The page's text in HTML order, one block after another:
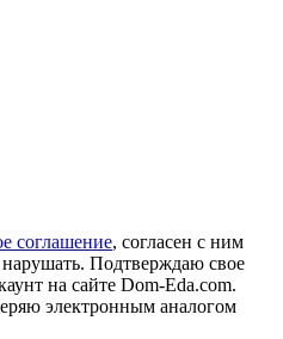
соглашение, согласен с ним
Подтверждаю свое
на сайте Dom-Eda.com.
электронным аналогом